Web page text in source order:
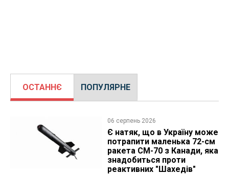
ОСТАННЄ ПОПУЛЯРНЕ
06 серпень 2026
Є натяк, що в Україну може
потрапити маленька 72-см
ракета CM-70 з Канади, яка
знадобиться проти
реактивних "Шахедів"